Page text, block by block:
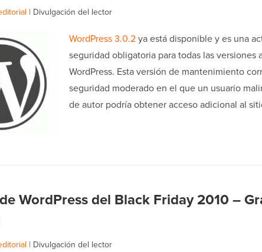
| Divulgación del lector
WordPress 3.0.2ya está disponible y es una
seguridad obligatoria para todas las versiones
WordPress. Esta versión de mantenimiento
seguridad moderado en el que un usuario
de autor podría obtener acceso adicional al
WordPress del Black Friday 2010 –
| Divulgación del lector